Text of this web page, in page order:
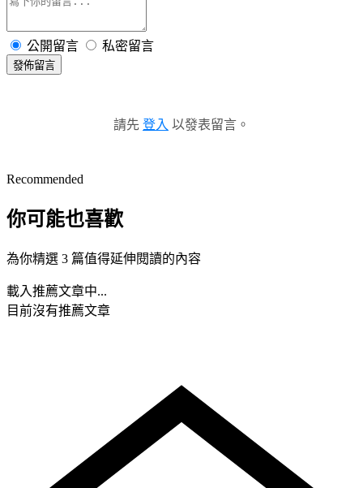
公開留言 私密留言
發佈留言
請先 登入 以發表留言。
Recommended
你可能也喜歡
為你精選 3 篇值得延伸閱讀的內容
載入推薦文章中...
目前沒有推薦文章